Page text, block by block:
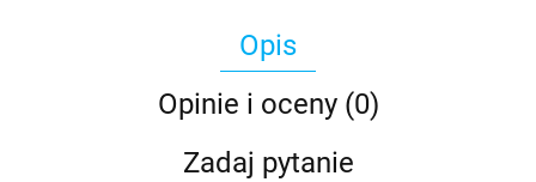
Opis
Opinie i oceny (0)
Zadaj pytanie